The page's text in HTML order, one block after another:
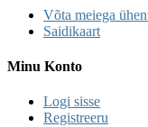
Võta meiega
Saidikaart
Minu Konto
Logi sisse
Registreeru